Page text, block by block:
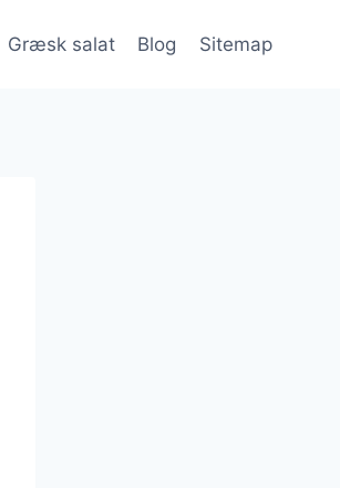
Græsk salat Blog Sitemap